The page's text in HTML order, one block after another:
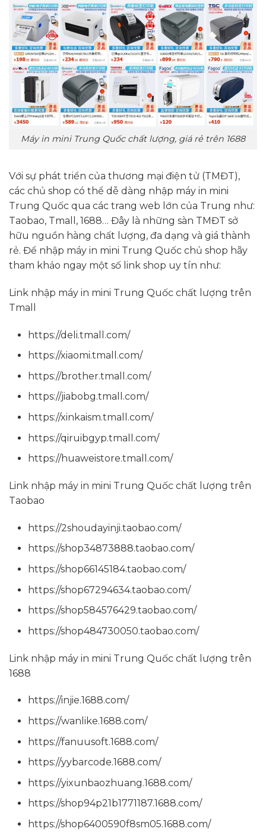
Máy in mini Trung Quốc chất lượng, giá rẻ trên 1688
Với sự phát triển của thương mại điện tử (TMĐT),
các chủ shop có thể dễ dàng nhập máy in mini
Trung Quốc qua các trang web lớn của Trung như:
Taobao, Tmall, 1688… Đây là những sàn TMĐT sở
hữu nguồn hàng chất lượng, đa dạng và giá thành
rẻ. Để nhập máy in mini Trung Quốc chủ shop hãy
tham khảo ngay một số link shop uy tín như:
Link nhập máy in mini Trung Quốc chất lượng trên
Tmall
https://deli.tmall.com/
https://xiaomi.tmall.com/
https://brother.tmall.com/
https://jiabobg.tmall.com/
https://xinkaism.tmall.com/
https://qiruibgyp.tmall.com/
https://huaweistore.tmall.com/
Link nhập máy in mini Trung Quốc chất lượng trên
Taobao
https://2shoudayinji.taobao.com/
https://shop34873888.taobao.com/
https://shop66145184.taobao.com/
https://shop67294634.taobao.com/
https://shop584576429.taobao.com/
https://shop484730050.taobao.com/
Link nhập máy in mini Trung Quốc chất lượng trên
1688
https://injie.1688.com/
https://wanlike.1688.com/
https://fanuusoft.1688.com/
https://yybarcode.1688.com/
https://yixunbaozhuang.1688.com/
https://shop94p21b1771187.1688.com/
https://shop6400590f8sm05.1688.com/